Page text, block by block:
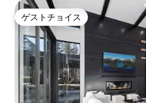
ゲストチョイス
ゲストチョイス